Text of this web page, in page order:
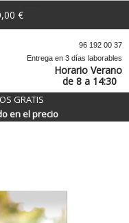
€
96 192 00 37
Entrega en 3 días laborables
Horario Verano
de 8 a 14:30
GRATIS
en el precio